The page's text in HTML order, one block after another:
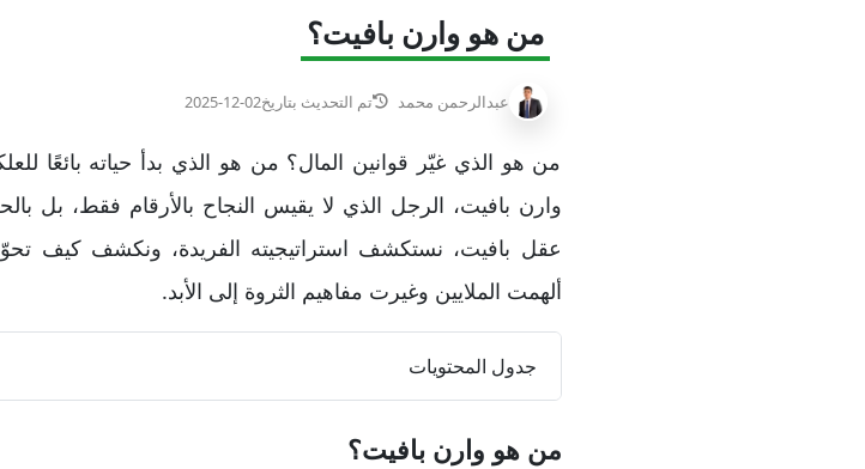
من هو وارن بافيت؟
عبدالرحمن محمد تم التحديث بتاريخ2025-12-02
من هو الذي غيّر قوانين المال؟ من هو الذي بدأ حياته بائعًا
وارن بافيت، الرجل الذي لا يقيس النجاح بالأرقام فقط، بل
عقل بافيت، نستكشف استراتيجيته الفريدة، ونكشف كيف
ألهمت الملايين وغيرت مفاهيم الثروة إلى الأبد.
جدول المحتويات
من هو وارن بافيت؟